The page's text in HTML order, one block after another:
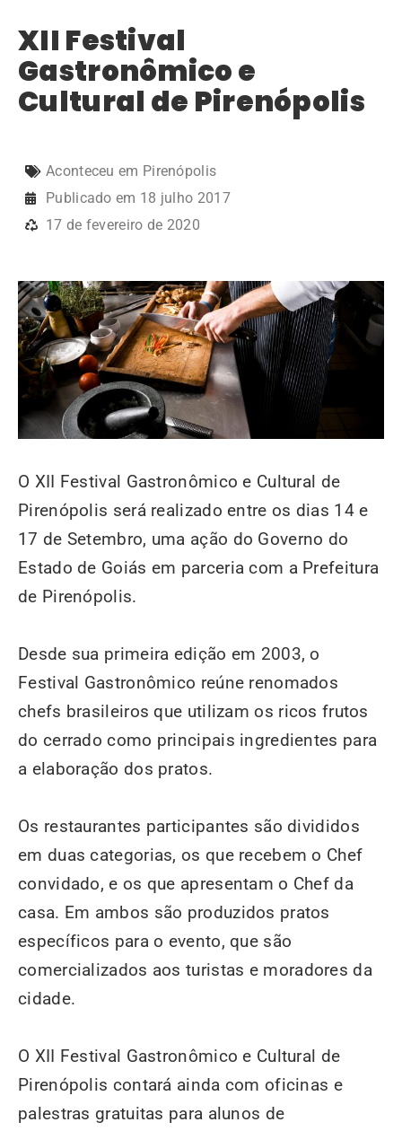
XII Festival
Gastronômico e
Cultural de Pirenópolis
Aconteceu em Pirenópolis
Publicado em 18 julho 2017
17 de fevereiro de 2020
O XII Festival Gastronômico e Cultural de
Pirenópolis será realizado entre os dias 14 e
17 de Setembro, uma ação do Governo do
Estado de Goiás em parceria com a Prefeitura
de Pirenópolis.
Desde sua primeira edição em 2003, o
Festival Gastronômico reúne renomados
chefs brasileiros que utilizam os ricos frutos
do cerrado como principais ingredientes para
a elaboração dos pratos.
Os restaurantes participantes são divididos
em duas categorias, os que recebem o Chef
convidado, e os que apresentam o Chef da
casa. Em ambos são produzidos pratos
específicos para o evento, que são
comercializados aos turistas e moradores da
cidade.
O XII Festival Gastronômico e Cultural de
Pirenópolis contará ainda com oficinas e
palestras gratuitas para alunos de